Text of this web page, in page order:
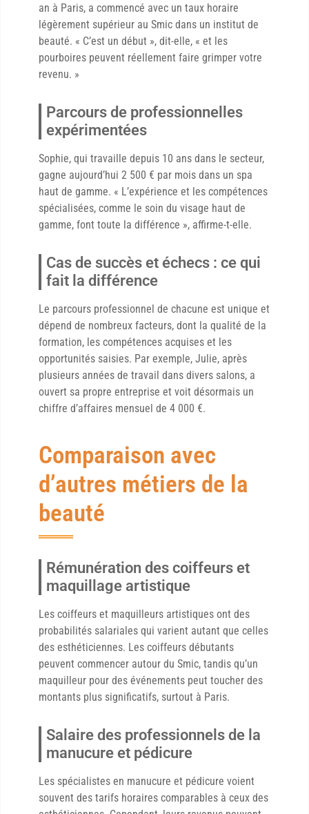
an à Paris, a commencé avec un taux horaire
légèrement supérieur au Smic dans un institut de
beauté. « C’est un début », dit-elle, « et les
pourboires peuvent réellement faire grimper votre
revenu. »
Parcours de professionnelles
expérimentées
Sophie, qui travaille depuis 10 ans dans le secteur,
gagne aujourd’hui 2 500 € par mois dans un spa
haut de gamme. « L’expérience et les compétences
spécialisées, comme le soin du visage haut de
gamme, font toute la différence », affirme-t-elle.
Cas de succès et échecs : ce qui
fait la différence
Le parcours professionnel de chacune est unique et
dépend de nombreux facteurs, dont la qualité de la
formation, les compétences acquises et les
opportunités saisies. Par exemple, Julie, après
plusieurs années de travail dans divers salons, a
ouvert sa propre entreprise et voit désormais un
chiffre d’affaires mensuel de 4 000 €.
Comparaison avec
d’autres métiers de la
beauté
Rémunération des coiffeurs et
maquillage artistique
Les coiffeurs et maquilleurs artistiques ont des
probabilités salariales qui varient autant que celles
des esthéticiennes. Les coiffeurs débutants
peuvent commencer autour du Smic, tandis qu’un
maquilleur pour des événements peut toucher des
montants plus significatifs, surtout à Paris.
Salaire des professionnels de la
manucure et pédicure
Les spécialistes en manucure et pédicure voient
souvent des tarifs horaires comparables à ceux des